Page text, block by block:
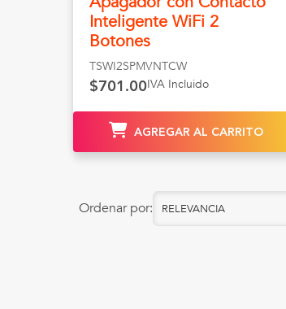
Inteligente WiFi 2
Botones
TSWI2SPMVNTCW
$701.00IVA Incluido
AGREGAR AL CARRITO
Ordenar por: RELEVANCIA